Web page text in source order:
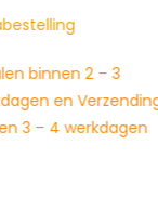
Afhalen binnen 2 – 3
werkdagen en